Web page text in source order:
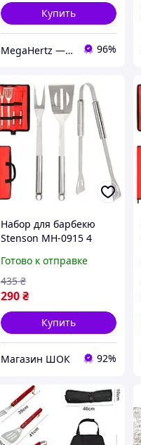
Купить
MegaHertz — Интернет магазин электроники 96%
Набор для барбекю
Stenson MH-0915 4
качество
Готово к отправке
290 ₴
435 ₴
Купить
Магазин ШОК 92%